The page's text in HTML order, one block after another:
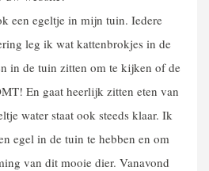
een egeltje in mijn tuin. Iedere
leg ik wat kattenbrokjes in de
in de tuin zitten om te kijken of de
En gaat heerlijk zitten eten van
water staat ook steeds klaar. Ik
egel in de tuin te hebben en om
van dit mooie dier. Vanavond